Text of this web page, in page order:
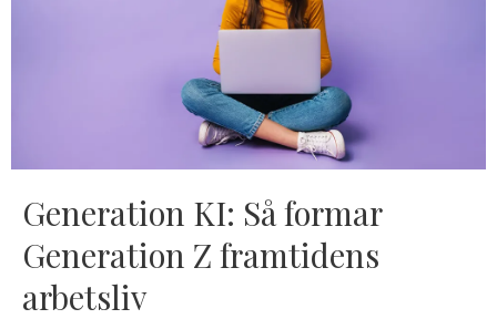
Generation KI: Så formar
Generation Z framtidens
arbetsliv